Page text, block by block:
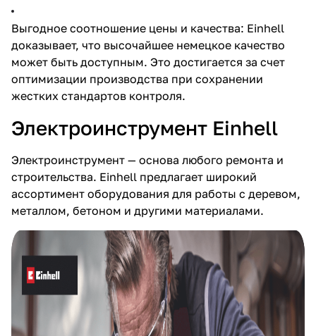
Выгодное соотношение цены и качества: Einhell
доказывает, что высочайшее немецкое качество
может быть доступным. Это достигается за счет
оптимизации производства при сохранении
жестких стандартов контроля.
Электроинструмент Einhell
Электроинструмент — основа любого ремонта и
строительства. Einhell предлагает широкий
ассортимент оборудования для работы с деревом,
металлом, бетоном и другими материалами.